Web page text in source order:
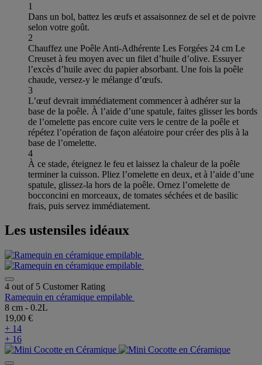
1
Dans un bol, battez les œufs et assaisonnez de sel et de poivre
selon votre goût.
2
Chauffez une Poêle Anti-Adhérente Les Forgées 24 cm Le
Creuset à feu moyen avec un filet d’huile d’olive. Essuyer
l’excès d’huile avec du papier absorbant. Une fois la poêle
chaude, versez-y le mélange d’œufs.
3
L’œuf devrait immédiatement commencer à adhérer sur la
base de la poêle. À l’aide d’une spatule, faites glisser les bords
de l’omelette pas encore cuite vers le centre de la poêle et
répétez l’opération de façon aléatoire pour créer des plis à la
base de l’omelette.
4
À ce stade, éteignez le feu et laissez la chaleur de la poêle
terminer la cuisson. Pliez l’omelette en deux, et à l’aide d’une
spatule, glissez-la hors de la poêle. Ornez l’omelette de
bocconcini en morceaux, de tomates séchées et de basilic
frais, puis servez immédiatement.
Les ustensiles idéaux
4 out of 5 Customer Rating
Ramequin en céramique empilable
8 cm - 0.2L
19,00 €
+ 14
+ 16